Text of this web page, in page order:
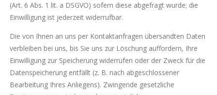
(Art. 6 Abs. 1 lit. a DSGVO) sofern diese abgefragt wurde; die
Einwilligung ist jederzeit widerrufbar.
Die von Ihnen an uns per Kontaktanfragen übersandten Daten
verbleiben bei uns, bis Sie uns zur Löschung auffordern, Ihre
Einwilligung zur Speicherung widerrufen oder der Zweck für die
Datenspeicherung entfällt (z. B. nach abgeschlossener
Bearbeitung Ihres Anliegens). Zwingende gesetzliche